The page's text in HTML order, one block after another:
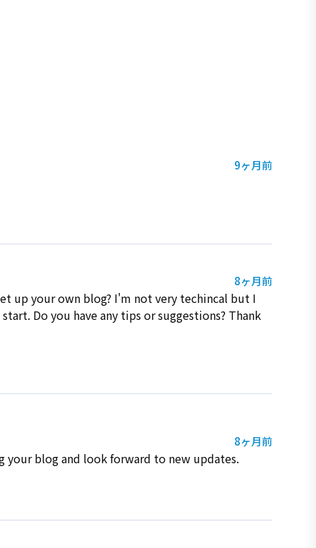
9ヶ月前
up your own blog? I'm not very techincal but I
Do you have any tips or suggestions? Thank
8ヶ月前
blog and look forward to new updates.
8ヶ月前